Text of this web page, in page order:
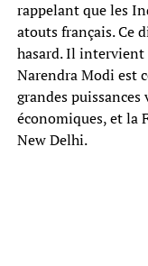
rappelant que les
atouts français. Ce
hasard. Il intervient
Narendra Modi est
grandes
économiques, et la
New Delhi.